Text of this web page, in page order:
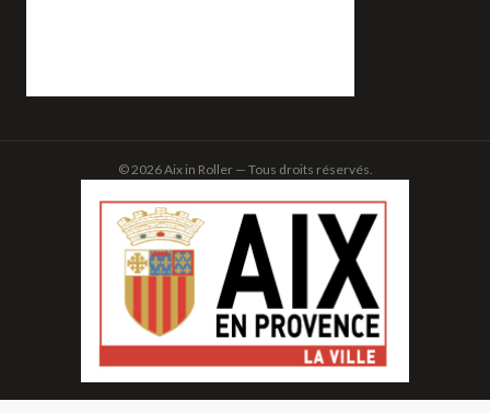
© 2026 Aix in Roller — Tous droits réservés.